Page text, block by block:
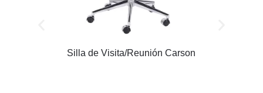
Silla de Visita/Reunión Carson